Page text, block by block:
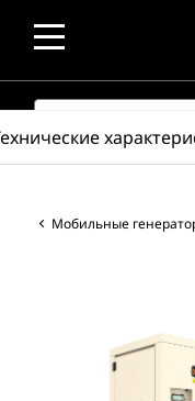
SEARCH
Мобильные